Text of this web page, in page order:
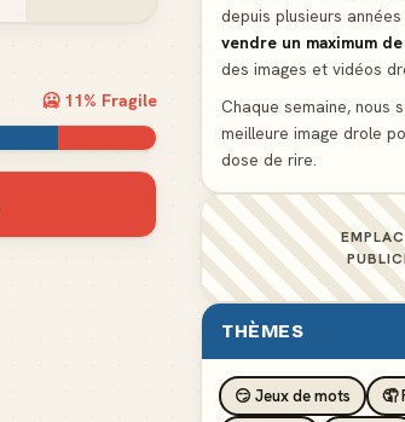
🥶 11% Fragile
depuis plusieurs
vendre un maximum
des images et vidéos
Chaque semaine, nous
meilleure image drole
dose de rire.
THÈMES
😏 Jeux de mots 🤦